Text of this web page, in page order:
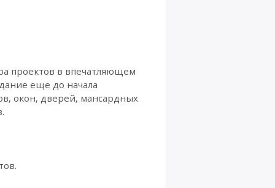
проектов в впечатляющем
еще до начала
окон, дверей, мансардных